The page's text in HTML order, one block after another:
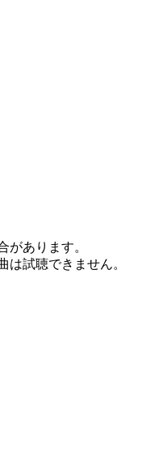
あります。
試聴できません。